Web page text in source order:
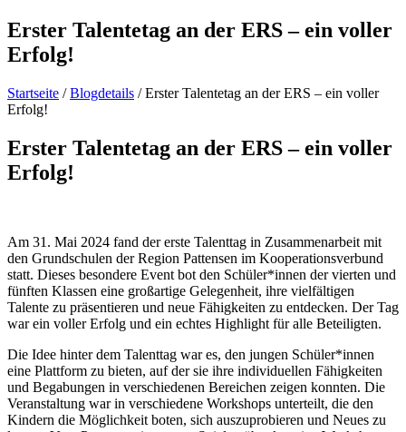
Erster Talentetag an der ERS – ein voller
Erfolg!
Startseite /Blogdetails /Erster Talentetag an der ERS – ein voller
Erfolg!
Erster Talentetag an der ERS – ein voller
Erfolg!
Am 31. Mai 2024 fand der erste Talenttag in Zusammenarbeit mit
den Grundschulen der Region Pattensen im Kooperationsverbund
statt. Dieses besondere Event bot den Schüler*innen der vierten und
fünften Klassen eine großartige Gelegenheit, ihre vielfältigen
Talente zu präsentieren und neue Fähigkeiten zu entdecken. Der Tag
war ein voller Erfolg und ein echtes Highlight für alle Beteiligten.
Die Idee hinter dem Talenttag war es, den jungen Schüler*innen
eine Plattform zu bieten, auf der sie ihre individuellen Fähigkeiten
und Begabungen in verschiedenen Bereichen zeigen konnten. Die
Veranstaltung war in verschiedene Workshops unterteilt, die den
Kindern die Möglichkeit boten, sich auszuprobieren und Neues zu